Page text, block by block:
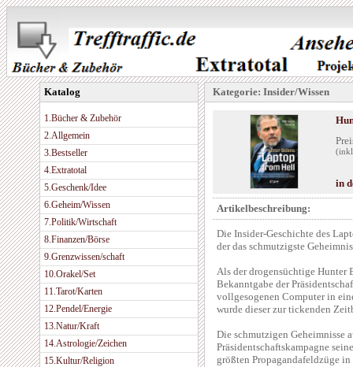
Katalog
1.Bücher & Zubehör
2.Allgemein
3.Bestseller
4.Extratotal
5.Geschenk/Idee
6.Geheim/Wissen
7.Politik/Wirtschaft
8.Finanzen/Börse
9.Grenzwissen/schaft
10.Orakel/Set
11.Tarot/Karten
12.Pendel/Energie
13.Natur/Kraft
14.Astrologie/Zeichen
15.Kultur/Religion
Kategorie: Insider/Wissen
in
Artikelbeschreibung:
Die Insider-Geschichte des
der das schmutzigste
Als der drogensüchtige Hunter
Bekanntgabe der
vollgesogenen Computer in
wurde dieser zur tickenden
Die schmutzigen Geheimnisse
Präsidentschaftskampagne
größten Propagandafeldzüge